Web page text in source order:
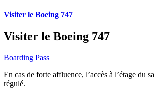
Visiter le Boeing 747
Visiter le Boeing 747
Boarding Pass
En cas de forte affluence, l’accès à l’étage du
régulé.